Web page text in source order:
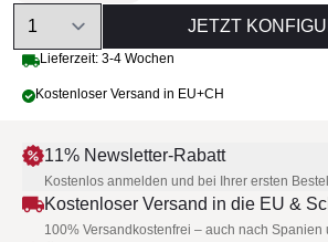
Quantity
JETZT
Lieferzeit: 3-4 Wochen
Kostenloser Versand in EU+CH
11% Newsletter-Rabatt
Kostenlos anmelden und bei Ihrer ersten
Kostenloser Versand in die EU &
100% Versandkostenfrei – auch nach Spanien